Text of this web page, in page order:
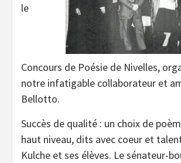
le
Concours de Poésie de Nivelles,
notre infatigable collaborateur et
Bellotto.
Succès de qualité : un choix de
haut niveau, dits avec coeur et
Kulche et ses élèves. Le sénateur-